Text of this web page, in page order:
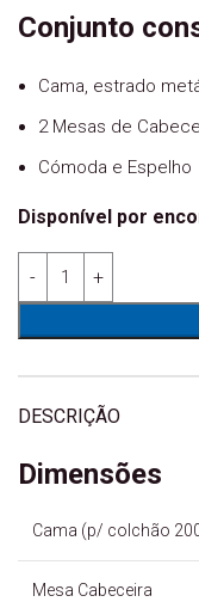
Conjunto
Cama, estrado
2 Mesas de
Cómoda e Espelho
Disponível por
Quantidade de Quarto
DESCRIÇÃO
Dimensões
Cama (p/
Mesa